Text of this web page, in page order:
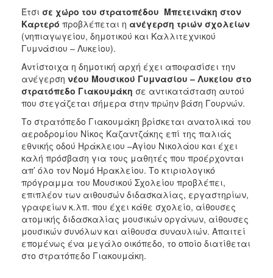
Έτσι σε χώρο του στρατοπέδου Μπετεινάκη στον
Καρτερό προβλέπεται η ανέγερση τριών σχολείων
(νηπιαγωγείου, δημοτικού και Καλλιτεχνικού
Γυμνάσιου – Λυκείου).
Αντίστοιχα η δημοτική αρχή έχει αποφασίσει την
ανέγερση νέου Μουσικού Γυμνασίου – Λυκείου στο
στρατόπεδο Γιακουμάκη σε αντικατάσταση αυτού
που στεγάζεται σήμερα στην πρώην βάση Γουρνών.
Το στρατόπεδο Γιακουμάκη βρίσκεται ανατολικά του
αεροδρομίου Νίκος Καζαντζάκης επί της παλιάς
εθνικής οδού Ηράκλειου –Αγίου Νικολάου και έχει
καλή πρόσβαση για τους μαθητές που προέρχονται
απ’ όλο τον Νομό Ηρακλείου. Το κτιριολογικό
πρόγραμμα του Μουσικού Σχολείου προβλέπει,
επιπλέον των αιθουσών διδασκαλίας, εργαστηρίων,
γραφείων κ.λπ. που έχει κάθε σχολείο, αίθουσες
ατομικής διδασκαλίας μουσικών οργάνων, αίθουσες
μουσικών συνόλων και αίθουσα συναυλιών. Απαιτεί
επομένως ένα μεγάλο οικόπεδο, το οποίο διατίθεται
στο στρατόπεδο Γιακουμάκη.